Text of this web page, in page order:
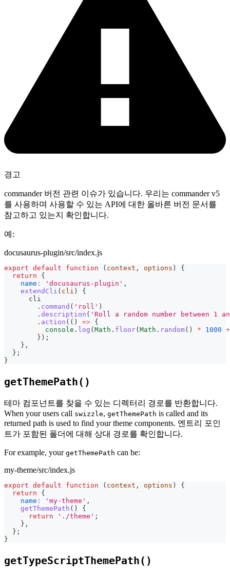
경고
commander 버전 관련 이슈가 있습니다. 우리는 commander v5
를 사용하며 사용할 수 있는 API에 대한 올바른 버전 문서를
참고하고 있는지 확인합니다.
예:
docusaurus-plugin/src/index.js
export default function ( context , options )
{
return
{
name : 'docusaurus-plugin' ,
extendCli ( cli )
{
      cli
. command ( 'roll' )
. description ( 'Roll a random number between 1
. action ( ( ) => {
console . log (Math . floor(Math . random( ) * 1000 +
} ) ;
} ,
} ;
}
getThemePath()
테마 컴포넌트를 찾을 수 있는 디렉터리 경로를 반환합니다.
When your users call swizzle, getThemePath is called and its
returned path is used to find your theme components. 엔트리 포인
트가 포함된 폴더에 대해 상대 경로를 확인합니다.
For example, your getThemePath can be:
my-theme/src/index.js
export default function ( context , options )
{
return
{
name : 'my-theme' ,
getThemePath ( )
{
return
'./theme' ;
} ,
} ;
}
getTypeScriptThemePath()